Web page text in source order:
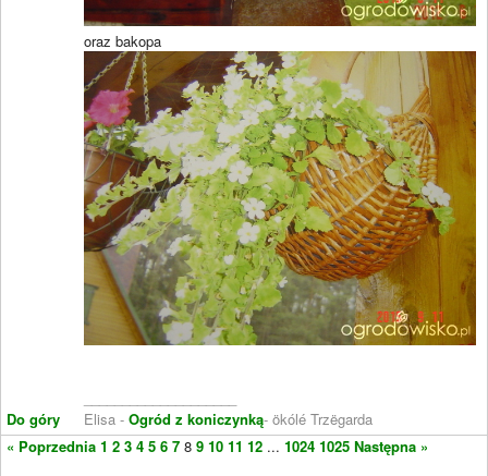
Do góry
oraz bakopa
Elisa - Ogród z koniczynką- ökólé Trzëgarda
« Poprzednia 1 2 3 4 5 6 7 8 9 10 11 12 ... 1024 1025 Następna »